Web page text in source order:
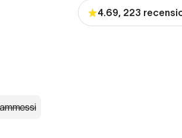
4.69, 223